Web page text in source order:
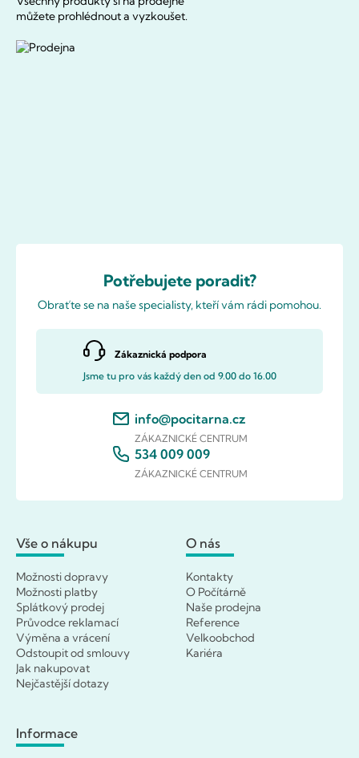
můžete prohlédnout a vyzkoušet.
Potřebujete poradit?
Obraťte se na naše specialisty, kteří vám rádi pomohou.
Zákaznická podpora
Jsme tu pro vás každý den od 9.00 do 16.00
info@pocitarna.cz
ZÁKAZNICKÉ CENTRUM
534 009 009
ZÁKAZNICKÉ CENTRUM
Vše o nákupu
Možnosti dopravy
Možnosti platby
Splátkový prodej
Průvodce reklamací
Výměna a vrácení
Odstoupit od smlouvy
Jak nakupovat
Nejčastější dotazy
O nás
Kontakty
O Počítárně
Naše prodejna
Reference
Velkoobchod
Kariéra
Informace